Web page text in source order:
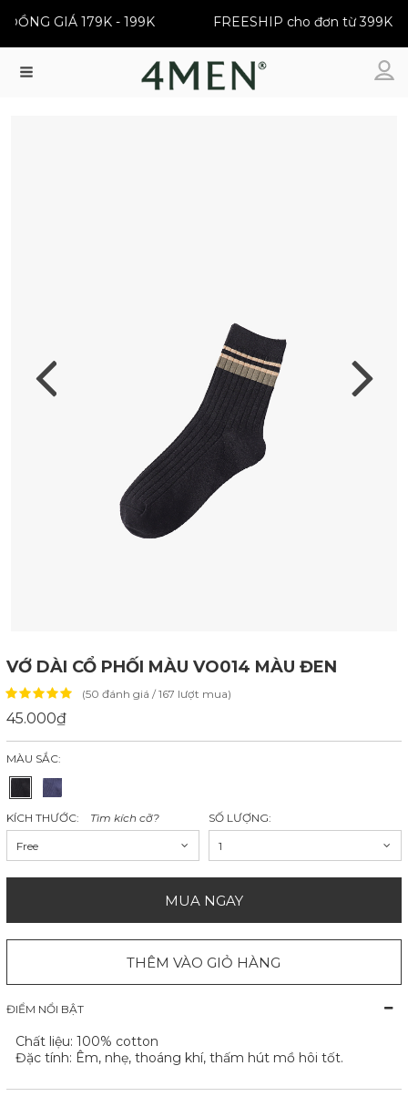
| ĐỒNG GIÁ 179K - 199K FREESHIP cho đơn từ 399K
VỚ DÀI CỔ PHỐI MÀU VO014 MÀU ĐEN
(50 đánh giá / 167 lượt mua)
45.000₫
MÀU SẮC:
KÍCH THƯỚC: Tìm kích cỡ?
Free
SỐ LƯỢNG:
1
MUA NGAY
THÊM VÀO GIỎ HÀNG
ĐIỂM NỔI BẬT
Chất liệu: 100% cotton
Đặc tính: Êm, nhẹ, thoáng khí, thấm hút mồ hôi tốt.